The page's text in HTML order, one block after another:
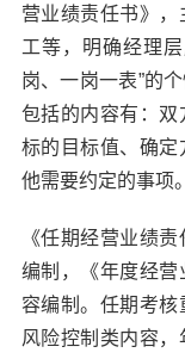
营业绩责任书》
工等，明确经理
岗、一岗一表”的
包括的内容有：
标的目标值、确
他需要约定的事项。
《任期经营业绩
编制，《年度经
容编制。任期考核
风险控制类内容